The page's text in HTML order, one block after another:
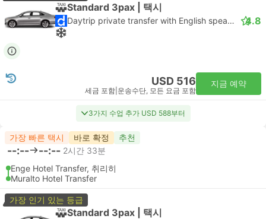
Standard 3pax | 택시
Daytrip private transfer with English speaking driver 4.8
USD 516
세금 포함 운송수단, 모든 요금 포함
지금 예약
3가지 수업 추가 USD 588부터
가장 빠른 택시 바로 확정 추천
--:-- --:-- 2시간 33분
Enge Hotel Transfer, 취리히
Muralto Hotel Transfer
가장 인기 있는 등급
Standard 3pax | 택시